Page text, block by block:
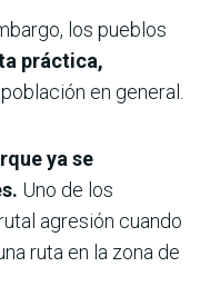
los pueblos
práctica,
en general.
ya se
Uno de los
agresión cuando
ruta en la zona de